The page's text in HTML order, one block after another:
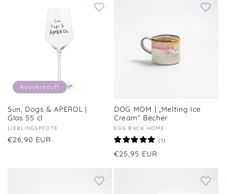
Ausverkauft
Sun, Dogs & APEROL |
Glas 55 cl
Anbieter:
LIEBLINGSPFOTE
Normaler
€26,90 EUR
DOG MOM | „Melting Ice
Cream“ Becher
Anbieter:
EGG BACK HOME
(1)1
Normaler
€25,95 EUR